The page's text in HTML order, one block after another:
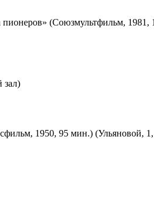
(Союзмультфильм,
зал)
1950, 95 мин.) (Ульяновой,